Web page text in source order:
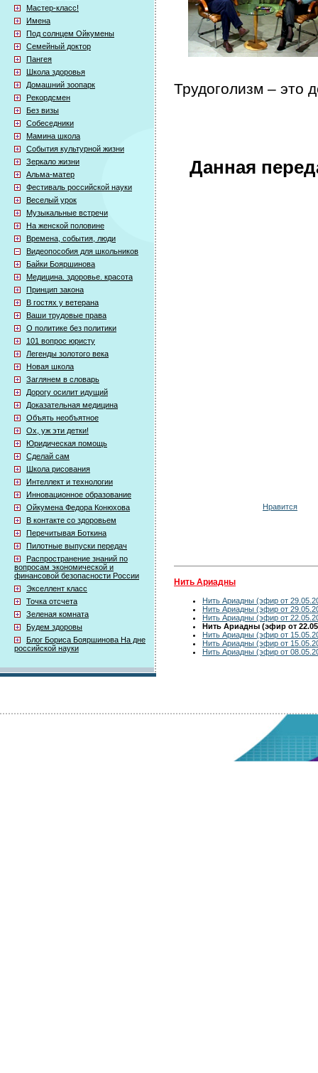
Мастер-класс!
Имена
Под солнцем Ойкумены
Семейный доктор
Пангея
Школа здоровья
Домашний зоопарк
Рекордсмен
Без визы
Собеседники
Мамина школа
События культурной жизни
Зеркало жизни
Альма-матер
Фестиваль российской науки
Веселый урок
Музыкальные встречи
На женской половине
Времена, события, люди
Видеопособия для школьников
Байки Бояршинова
Медицина. здоровье. красота
Принцип закона
В гостях у ветерана
Ваши трудовые права
О политике без политики
101 вопрос юристу
Легенды золотого века
Новая школа
Заглянем в словарь
Дорогу осилит идущий
Доказательная медицина
Объять необъятное
Ох, уж эти детки!
Юридическая помощь
Сделай сам
Школа рисования
Интеллект и технологии
Инновационное образование
Ойкумена Федора Конюхова
В контакте со здоровьем
Перечитывая Боткина
Пилотные выпуски передач
Распространение знаний по
вопросам экономической и
финансовой безопасности России
Экселлент класс
Точка отсчета
Зеленая комната
Будем здоровы
Блог Бориса Бояршинова На дне
российской науки
Трудоголизм – это
Данная
Нравится
Нить Ариадны
Нить Ариадны (эфир от
Нить Ариадны (эфир от
Нить Ариадны (эфир от
Нить Ариадны (эфир от
Нить Ариадны (эфир от
Нить Ариадны (эфир от
Нить Ариадны (эфир от